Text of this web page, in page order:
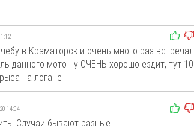
в Краматорск и очень много раз
данного мото ну ОЧЕНЬ хорошо ездит, тут
на логане
14:04
Случаи бывают разные.